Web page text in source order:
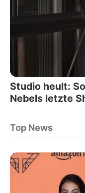
Studio heult:
Nebels letzte
Top News